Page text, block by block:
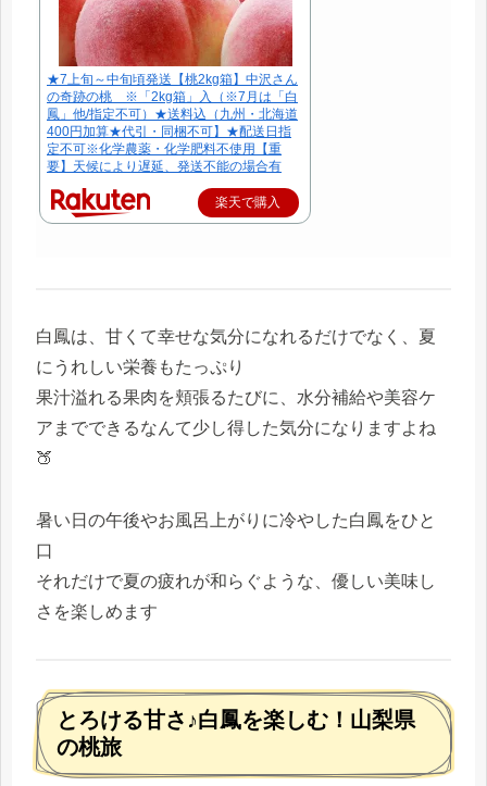
★7上旬～中旬頃発送【桃2kg箱】中沢さん
の奇跡の桃 ※「2kg箱」入（※7月は「白
鳳」他/指定不可）★送料込（九州・北海道
400円加算★代引・同梱不可】★配送日指
定不可※化学農薬・化学肥料不使用【重
要】天候により遅延、発送不能の場合有
楽天で購入
白鳳は、甘くて幸せな気分になれるだけでなく、夏
にうれしい栄養もたっぷり
果汁溢れる果肉を頬張るたびに、水分補給や美容ケ
アまでできるなんて少し得した気分になりますよね
🍑
暑い日の午後やお風呂上がりに冷やした白鳳をひと
口
それだけで夏の疲れが和らぐような、優しい美味し
さを楽しめます
とろける甘さ♪白鳳を楽しむ！山梨県
の桃旅